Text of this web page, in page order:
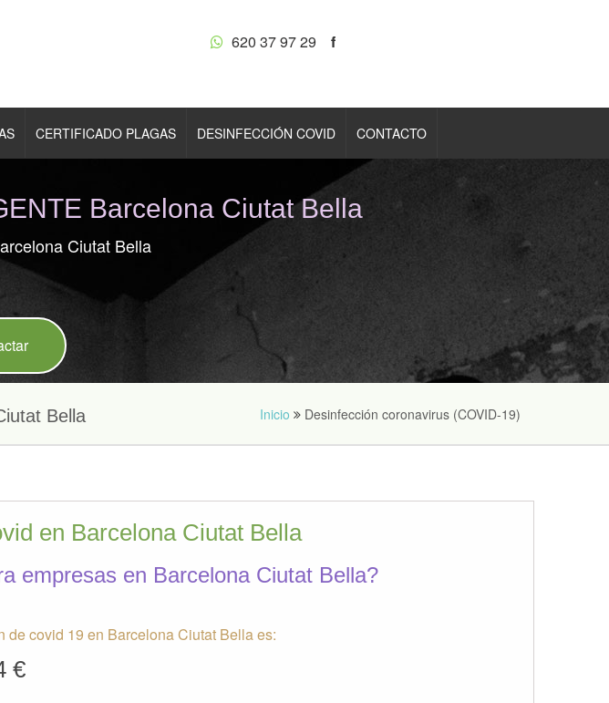
620 37 97 29 f
CERTIFICADO PLAGAS DESINFECCIÓN COVID CONTACTO
Barcelona Ciutat Bella
Ciutat Bella
Bella Inicio Desinfección coronavirus (COVID-19)
en Barcelona Ciutat Bella
empresas en Barcelona Ciutat Bella?
covid 19 en Barcelona Ciutat Bella es:
€